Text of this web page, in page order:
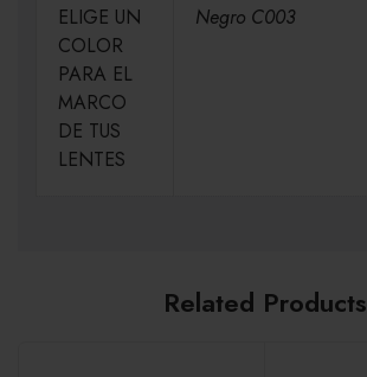
ELIGE UN
COLOR
PARA EL
MARCO
DE TUS
LENTES
Negro C003
Related Products